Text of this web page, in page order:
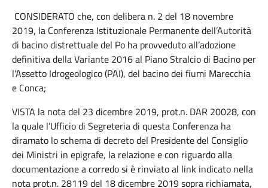
CONSIDERATO che, con delibera n. 2 del 18 novembre
2019, la Conferenza Istituzionale Permanente dell’Autorità
di bacino distrettuale del Po ha provveduto all’adozione
definitiva della Variante 2016 al Piano Stralcio di Bacino per
l’Assetto Idrogeologico (PAI), del bacino dei fiumi Marecchia
e Conca;
VISTA la nota del 23 dicembre 2019, prot.n. DAR 20028, con
la quale l’Ufficio di Segreteria di questa Conferenza ha
diramato lo schema di decreto del Presidente del Consiglio
dei Ministri in epigrafe, la relazione e con riguardo alla
documentazione a corredo si è rinviato al link indicato nella
nota prot.n. 28119 del 18 dicembre 2019 sopra richiamata,